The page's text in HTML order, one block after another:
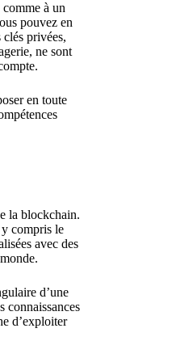
à un
pouvez en
privées,
ne sont
en toute
la blockchain.
compris le
avec des
d’une
connaissances
d’exploiter